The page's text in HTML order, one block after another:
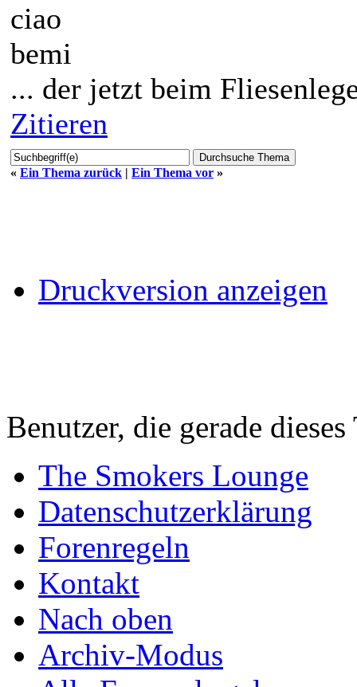
ciao
bemi
... der jetzt beim
Zitieren
« Ein Thema zurück | Ein Thema vor »
Druckversion anzeigen
Benutzer, die gerade
The Smokers Lounge
Datenschutzerklärung
Forenregeln
Kontakt
Nach oben
Archiv-Modus